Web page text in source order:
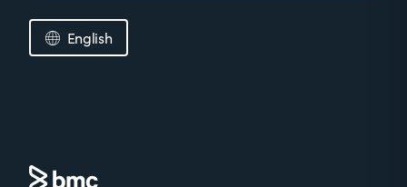
English